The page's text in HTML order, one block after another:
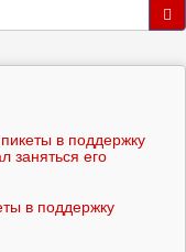
в поддержку
заняться его
в поддержку